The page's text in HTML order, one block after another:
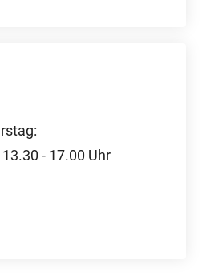
- 17.00 Uhr